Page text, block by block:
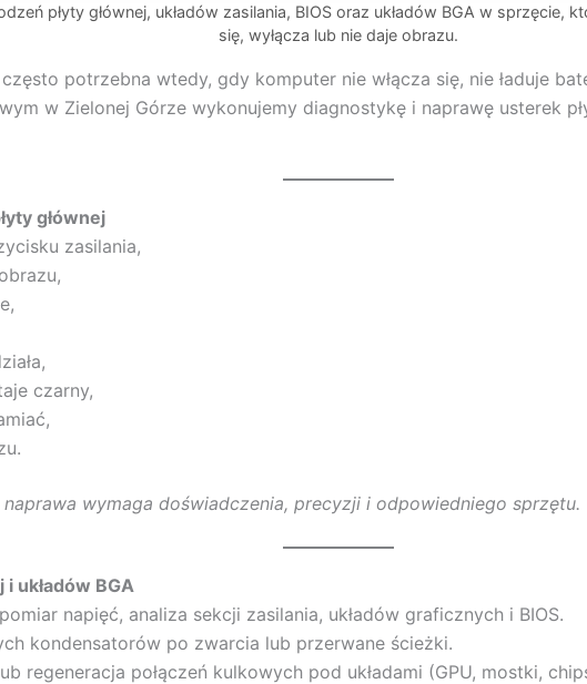
płyty głównej, układów zasilania, BIOS oraz układów BGA w sprzęcie,
się, wyłącza lub nie daje obrazu.
potrzebna wtedy, gdy komputer nie włącza się, nie ładuje
w Zielonej Górze wykonujemy diagnostykę i naprawę usterek
głównej
zasilania,
czarny,
wymaga doświadczenia, precyzji i odpowiedniego sprzętu.
układów BGA
napięć, analiza sekcji zasilania, układów graficznych i BIOS.
kondensatorów po zwarcia lub przerwane ścieżki.
regeneracja połączeń kulkowych pod układami (GPU, mostki,